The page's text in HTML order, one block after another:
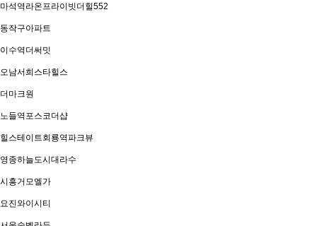
마석역라온프라이빗더힐552
동작구아파트
이수역더써밋
오남서희스타힐스
더마크원
노들역포스코더샵
힐스테이트회룡역파크뷰
영종하늘도시대라수
시흥거모엘가
요진와이시티